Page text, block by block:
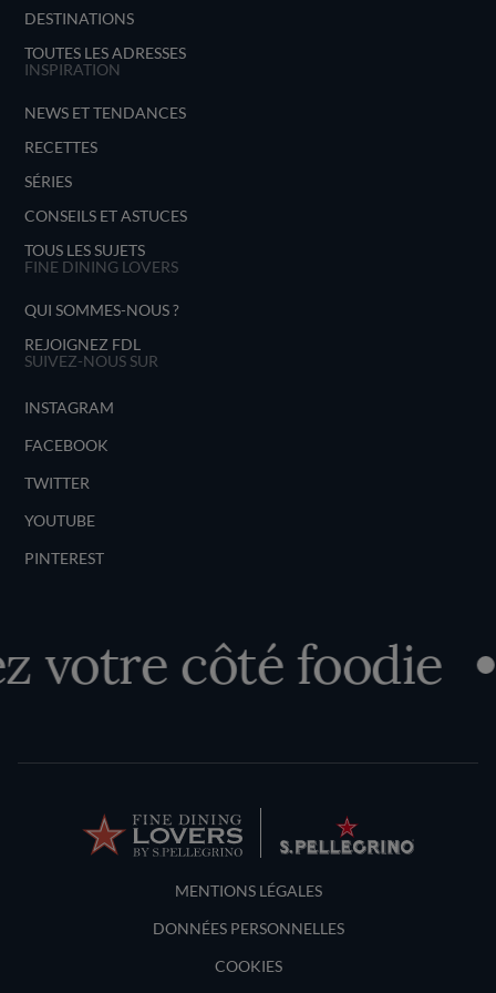
DESTINATIONS
TOUTES LES ADRESSES
INSPIRATION
NEWS ET TENDANCES
RECETTES
SÉRIES
CONSEILS ET ASTUCES
TOUS LES SUJETS
FINE DINING LOVERS
QUI SOMMES-NOUS ?
REJOIGNEZ FDL
SUIVEZ-NOUS SUR
INSTAGRAM
FACEBOOK
TWITTER
YOUTUBE
PINTEREST
votre côté foodie
Terms and Conditions
MENTIONS LÉGALES
DONNÉES PERSONNELLES
COOKIES